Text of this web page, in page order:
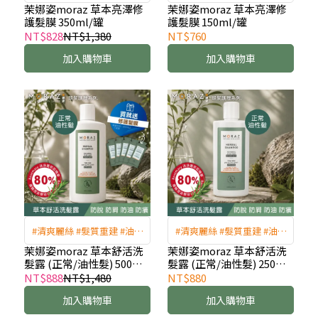
護 #受損髮 #護髮素
茉娜姿moraz 草本亮澤修
護髮膜 350ml/罐
NT$828NT$1,380
加入購物車
護 #受損髮 #護髮素
茉娜姿moraz 草本亮澤修
護髮膜 150ml/罐
NT$760
加入購物車
#清爽麗絲 #髮質重建 #油水
平衡 #頭皮養護 #掉髮救星
茉娜姿moraz 草本舒活洗
髮露 (正常/油性髮) 500ml/
罐
NT$888NT$1,480
加入購物車
#清爽麗絲 #髮質重建 #油水
平衡 #頭皮養護 #掉髮救星
茉娜姿moraz 草本舒活洗
髮露 (正常/油性髮) 250ml/
罐
NT$880
加入購物車